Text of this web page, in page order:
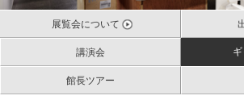
展覧会について
講演会
館長ツアー